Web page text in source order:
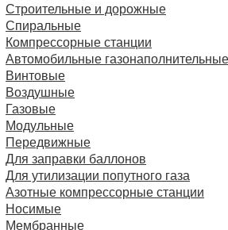
Строительные и дорожные
Спиральные
Компрессорные станции
Автомобильные
Винтовые
Воздушные
Газовые
Модульные
Передвижные
Для заправки баллонов
Для утилизации попутного газа
Азотные компрессорные станции
Носимые
Мембранные